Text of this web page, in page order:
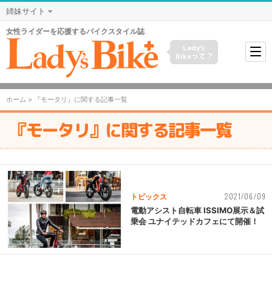
姉妹サイト
女性ライダーを応援するバイクスタイル誌
Lady's
Bikeって？
ホーム > 『モータリ』に関する記事一覧
『モータリ』に関する記事一覧
トピックス 2021/06/09
電動アシスト自転車 ISSIMO展示＆試
乗会 ユナイテッドカフェにて開催！